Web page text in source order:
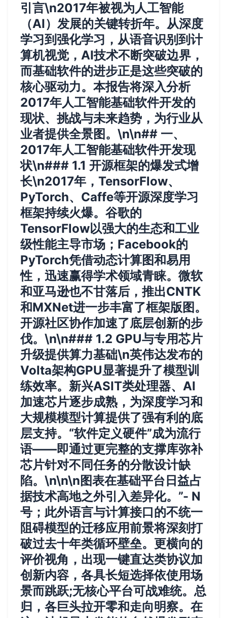
引言\n2017年被视为人工智能
（AI）发展的关键转折年。从深度
学习到强化学习，从语音识别到计
算机视觉，AI技术不断突破边界，
而基础软件的进步正是这些突破的
核心驱动力。本报告将深入分析
2017年人工智能基础软件开发的
现状、挑战与未来趋势，为行业从
业者提供全景图。\n\n## 一、
2017年人工智能基础软件开发现
状\n### 1.1 开源框架的爆发式增
长\n2017年，TensorFlow、
PyTorch、Caffe等开源深度学习
框架持续火爆。谷歌的
TensorFlow以强大的生态和工业
级性能主导市场；Facebook的
PyTorch凭借动态计算图和易用
性，迅速赢得学术领域青睐。微软
和亚马逊也不甘落后，推出CNTK
和MXNet进一步丰富了框架版图。
开源社区协作加速了底层创新的步
伐。\n\n### 1.2 GPU与专用芯片
升级提供算力基础\n英伟达发布的
Volta架构GPU显著提升了模型训
练效率。新兴ASIT类处理器、AI
加速芯片逐步成熟，为深度学习和
大规模模型计算提供了强有利的底
层支持。“软件定义硬件”成为流行
语——即通过更完整的支撑库弥补
芯片针对不同任务的分散设计缺
陷。\n\n\n图表在基础平台日益占
据技术高地之外引入差异化。”- N
号；此外语言与计算接口的不统一
阻碍模型的迁移应用前景将深刻打
破过去十年类循环壁垒。更横向的
评价视角，出现一键直达类协议加
创新内容，各具长短选择依使用场
景而跳跃;无核心平台可战难统。总
归，各巨头拉开零和走向明察。在